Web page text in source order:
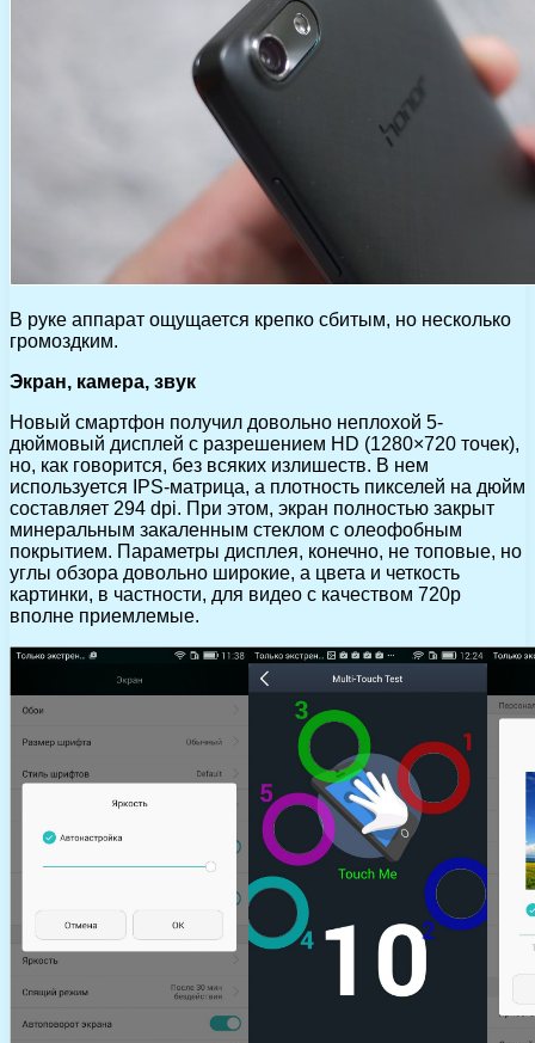
В руке аппарат ощущается крепко сбитым, но несколько
громоздким.
Экран, камера, звук
Новый смартфон получил довольно неплохой 5-
дюймовый дисплей с разрешением HD (1280×720 точек),
но, как говорится, без всяких излишеств. В нем
используется IPS-матрица, а плотность пикселей на дюйм
составляет 294 dpi. При этом, экран полностью закрыт
минеральным закаленным стеклом с олеофобным
покрытием. Параметры дисплея, конечно, не топовые, но
углы обзора довольно широкие, а цвета и четкость
картинки, в частности, для видео с качеством 720p
вполне приемлемые.